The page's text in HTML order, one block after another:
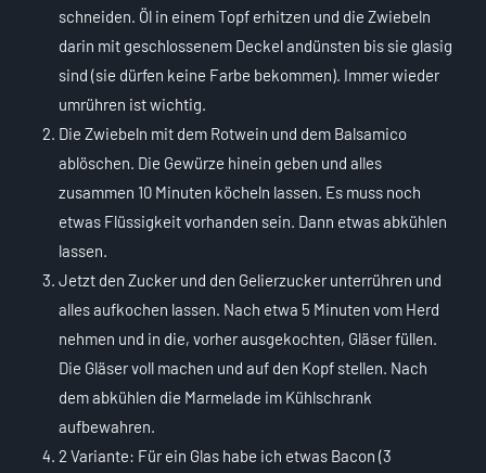
schneiden. Öl in einem Topf erhitzen und die Zwiebeln
darin mit geschlossenem Deckel andünsten bis sie glasig
sind (sie dürfen keine Farbe bekommen). Immer wieder
umrühren ist wichtig.
Die Zwiebeln mit dem Rotwein und dem Balsamico
ablöschen. Die Gewürze hinein geben und alles
zusammen 10 Minuten köcheln lassen. Es muss noch
etwas Flüssigkeit vorhanden sein. Dann etwas abkühlen
lassen.
Jetzt den Zucker und den Gelierzucker unterrühren und
alles aufkochen lassen. Nach etwa 5 Minuten vom Herd
nehmen und in die, vorher ausgekochten, Gläser füllen.
Die Gläser voll machen und auf den Kopf stellen. Nach
dem abkühlen die Marmelade im Kühlschrank
aufbewahren.
2 Variante: Für ein Glas habe ich etwas Bacon (3